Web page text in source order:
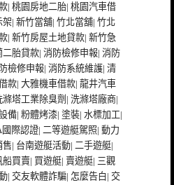
| 桃園房地二胎| 桃園汽車借
架| 新竹當舖| 竹北當舖| 竹北
| 新竹房屋土地貸款| 新竹急
二胎貸款| 消防檢修申報| 消防
檢修申報| 消防系統維護| 清
款| 大雅機車借款| 龍井汽車
滌塔工業除臭劑 | 洗滌塔廠商|
備| 粉體烤漆| 塗裝| 水標加工|
國際認證| 二等遊艇駕照| 動力
售| 台南遊艇活動| 二手遊艇|
船買賣| 買遊艇| 賣遊艇| 三觀
| 交友軟體詐騙| 怎麼告白| 交